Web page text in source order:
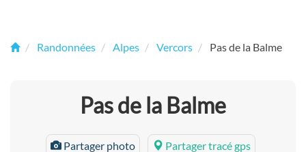
Randonnées Alpes Vercors Pas de la Balme
Pas de la Balme
Partager photo Partager tracé gps